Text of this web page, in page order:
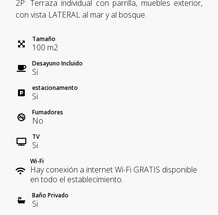
2P: Terraza individual con parrilla, muebles exterior,
con vista LATERAL al mar y al bosque.
Tamaño
100 m2
Desayuno Incluido
Si
estacionamento
Si
Fumadores
No
TV
Si
Wi-Fi
Hay conexión a internet Wi-Fi GRATIS disponible
en todo el establecimiento.
Baño Privado
Si